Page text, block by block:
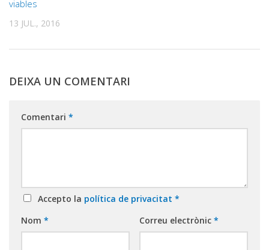
viables
13 JUL., 2016
DEIXA UN COMENTARI
Comentari *
Accepto la política de privacitat *
Nom * Correu electrònic *